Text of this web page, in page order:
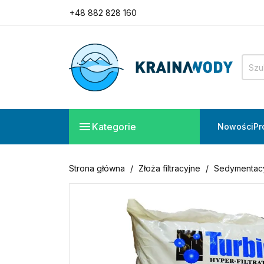
+48 882 828 160
Zadzwoń do nas!
+48 882 828 160
 Kategorie Nowości
Strona główna Złoża filtracyjne